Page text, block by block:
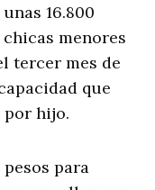
16.800
menores
tercer mes de
que
por hijo.
para